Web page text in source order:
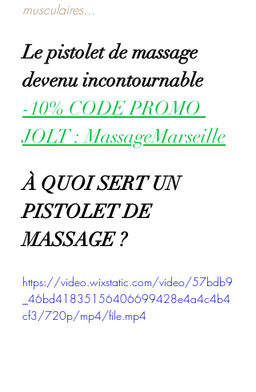
musculaires...
Le pistolet de massage
devenu incontournable
-10% CODE PROMO
JOLT : MassageMarseille
À QUOI SERT UN
PISTOLET DE
MASSAGE ?
https://video.wixstatic.com/video/57bdb9
_46bd41835156406699428e4a4c4b4
cf3/720p/mp4/file.mp4